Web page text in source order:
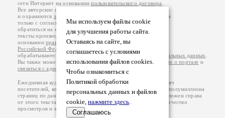
Мы используем файлы cookie
для улучшения работы сайта.
Оставаясь на сайте, вы
соглашаетесь с условиями
использования файлов cookies.
Чтобы ознакомиться с
Политикой обработки
персональных данных и файлов
cookie, нажмите здесь.
Соглашаюсь
сети Интернет на основаниипользовательского договора
Все авторские права на произведения принадлежат авторам
и охраняются законом
. Перепечатка произведений возможна
только с согласия его автора, к которому вы можете
обратиться на его авторской странице. Ответственность за
тексты произведений авторы несут самостоятельно на
основанииправил публикацииизаконодательства
Российской Федерации
обрабатываются на основанииПолитики обработки персональных данных
Вы также можете посмотреть более подробнуюинформацию о портале и
связаться с администрацией
Ежедневная аудитория портала Проза.ру – порядка 100 тысяч
посетителей, которые в общей сумме просматривают более полумиллиона
страниц по данным счетчика посещаемости, который расположен справа
от этого текста. В каждой графе указано по две цифры: количество
просмотров и количество посетителей.